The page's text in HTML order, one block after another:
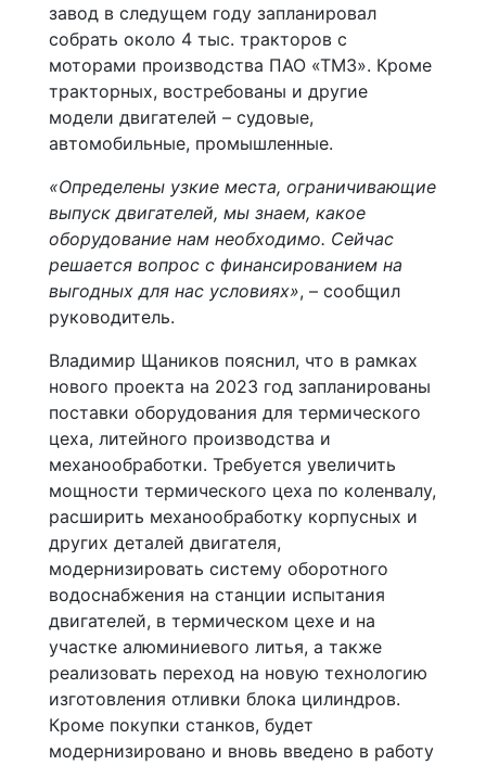
завод в следущем году запланировал
собрать около 4 тыс. тракторов с
моторами производства ПАО «ТМЗ». Кроме
тракторных, востребованы и другие
модели двигателей – судовые,
автомобильные, промышленные.
«Определены узкие места, ограничивающие
выпуск двигателей, мы знаем, какое
оборудование нам необходимо. Сейчас
решается вопрос с финансированием на
выгодных для нас условиях», – сообщил
руководитель.
Владимир Щаников пояснил, что в рамках
нового проекта на 2023 год запланированы
поставки оборудования для термического
цеха, литейного производства и
механообработки. Требуется увеличить
мощности термического цеха по коленвалу,
расширить механообработку корпусных и
других деталей двигателя,
модернизировать систему оборотного
водоснабжения на станции испытания
двигателей, в термическом цехе и на
участке алюминиевого литья, а также
реализовать переход на новую технологию
изготовления отливки блока цилиндров.
Кроме покупки станков, будет
модернизировано и вновь введено в работу